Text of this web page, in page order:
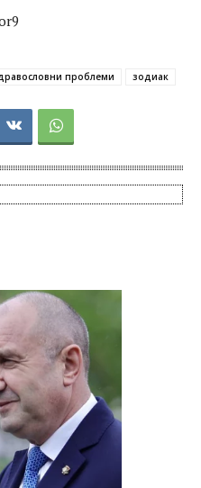
проблеми зодиак